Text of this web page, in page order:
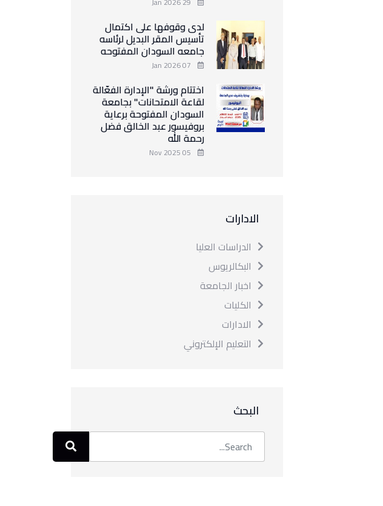
لدى وقوفها على اكتمال
تأسيس المقر البديل لرئاسه
جامعه السودان المفتوحه
اختتام ورشة "الإدارة الفعّالة
لقاعة الامتحانات" بجامعة
السودان المفتوحة برعاية
بروفيسور عبد الخالق فضل
رحمة الله
الادارات
الدراسات العليا
البكالريوس
اخبار الجامعة
الكليات
الادارات
التعليم الإلكتروني
البحث